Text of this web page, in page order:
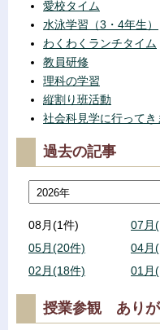
愛校タイム
水泳学習（3・4年生）
わくわくランチタイム
教員研修
理科の学習
縦割り班活動
社会科見学に行ってき
過去の記事
08月(1件) 07月
05月(20件)
04月
02月(18件)
01月
授業参観 ありが